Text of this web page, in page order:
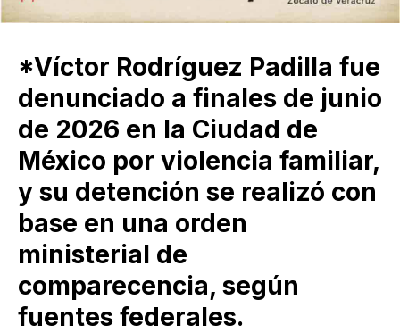
*Víctor Rodríguez Padilla fue
denunciado a finales de junio
de 2026 en la Ciudad de
México por violencia familiar,
y su detención se realizó con
base en una orden
ministerial de
comparecencia, según
fuentes federales.